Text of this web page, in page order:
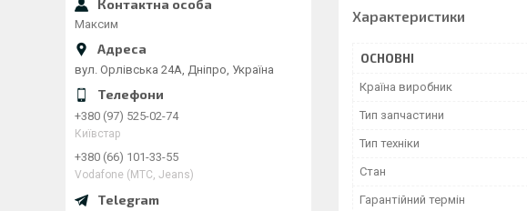
Характеристики
ОСНОВНІ
Країна виробник
Тип запчастини
Тип техніки
Стан
Гарантійний термін
Максим
вул. Орлівська 24А, Дніпро, Україна
+380 (97) 525-02-74
Київстар
+380 (66) 101-33-55
Vodafone (МТС, Jeans)